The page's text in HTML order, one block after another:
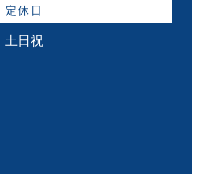
定休日
土日祝